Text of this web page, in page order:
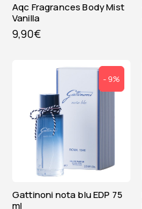
Aqc Fragrances Body Mist
Vanilla
9,90€
- 9%
Gattinoni nota blu EDP 75
ml